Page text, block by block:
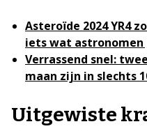
Asteroïde 2024 YR4
iets wat astronomen
Verrassend snel: twee
maan zijn in slechts
Uitgewiste